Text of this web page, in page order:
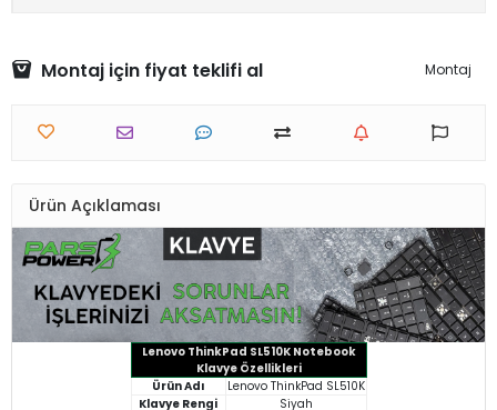
Montaj için fiyat teklifi al Montaj
Ürün Açıklaması
Lenovo ThinkPad SL510K Notebook
Klavye Özellikleri
Ürün Adı
Lenovo ThinkPad SL510K
Klavye Rengi
Siyah